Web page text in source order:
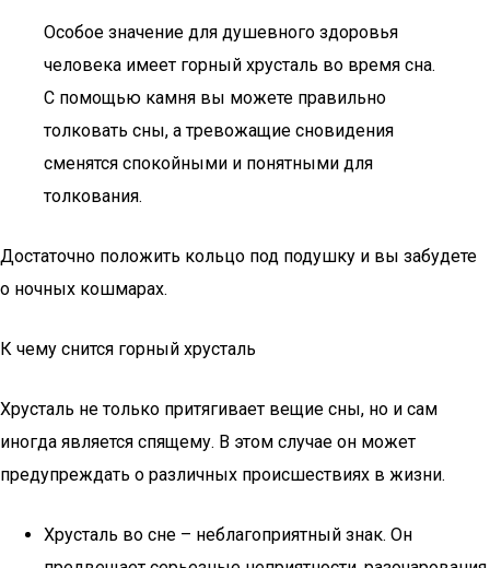
Особое значение для душевного здоровья
человека имеет горный хрусталь во время сна.
С помощью камня вы можете правильно
толковать сны, а тревожащие сновидения
сменятся спокойными и понятными для
толкования.
Достаточно положить кольцо под подушку и вы забудете
о ночных кошмарах.
К чему снится горный хрусталь
Хрусталь не только притягивает вещие сны, но и сам
иногда является спящему. В этом случае он может
предупреждать о различных происшествиях в жизни.
Хрусталь во сне – неблагоприятный знак. Он